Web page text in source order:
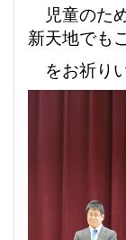
児童のた
新天地でも
をお祈り